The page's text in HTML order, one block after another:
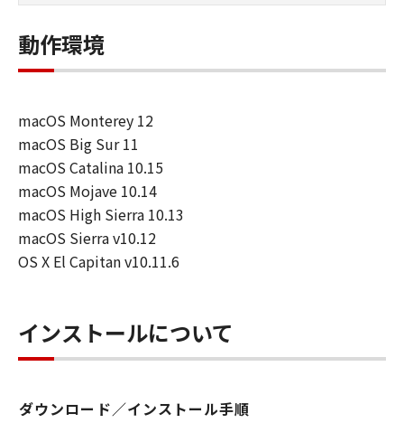
しくは実行することのいずれも含むものと
します）することができます。お客様はま
た、お客様が「プリンタ」を使用すること
に、本契約の条件の下で、「許諾ソフトウ
エア」を使用させることができます。その
場合、お客様には、かかる「指定ユーザ」
を本契約の条件に従わせることにつき、す
べての責任を負っていただくものとしま
す。 (2) お客様は、再使用許諾、譲渡、頒
布、貸与その他の方法により、第三者に
(3) お客様は、「本ソフトウエア」の全部
または一部を修正、改変、リバース・エン
ンブル等することはできません。また第三
動作環境
macOS Monterey 12
macOS Big Sur 11
macOS Catalina 10.15
macOS Mojave 10.14
macOS High Sierra 10.13
macOS Sierra v10.12
OS X El Capitan v10.11.6
インストールについて
ダウンロード／インストール手順